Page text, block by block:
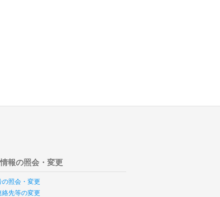
報の照会・変更
の照会・変更
絡先等の変更